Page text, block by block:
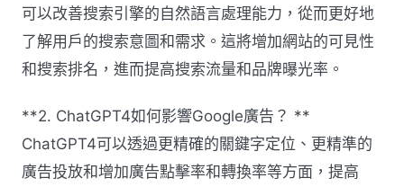
可以改善搜索引擎的自然語言處理能力，從而更好地
了解用戶的搜索意圖和需求。這將增加網站的可見性
和搜索排名，進而提高搜索流量和品牌曝光率。
**2. ChatGPT4如何影響Google廣告？ **
ChatGPT4可以透過更精確的關鍵字定位、更精準的
廣告投放和增加廣告點擊率和轉換率等方面，提高